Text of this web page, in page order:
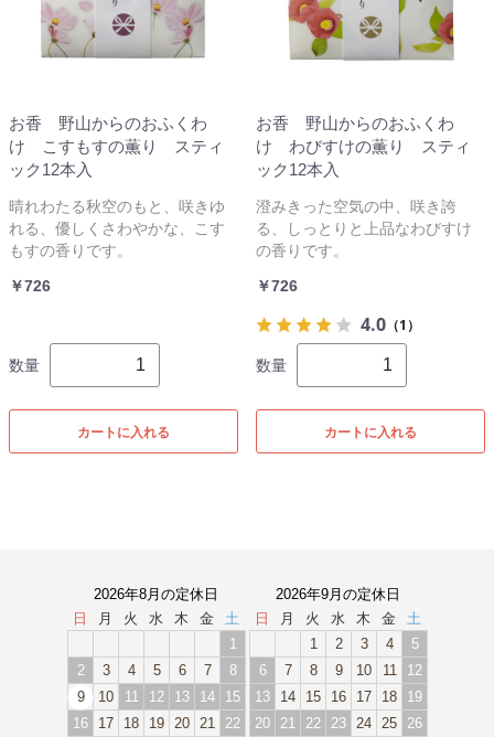
お香 野山からのおふくわ
け こすもすの薫り スティ
ック12本入
晴れわたる秋空のもと、咲きゆ
れる、優しくさわやかな、こす
もすの香りです。
￥726
数量
カートに入れる
お香 野山からのおふくわ
け わびすけの薫り スティ
ック12本入
澄みきった空気の中、咲き誇
る、しっとりと上品なわびすけ
の香りです。
￥726
4.0 （1）
数量
カートに入れる
2026年8月の定休日
日
月 火 水 木 金
土
1
2
3 4 5 6 7
8
9
10 11 12 13 14
15
16
17 18 19 20 21
22
2026年9月の定休日
日
月 火 水 木 金
土
1
2 3 4
5
6
7 8 9 10 11
12
13
14 15 16 17 18
19
20
21 22 23 24 25
26